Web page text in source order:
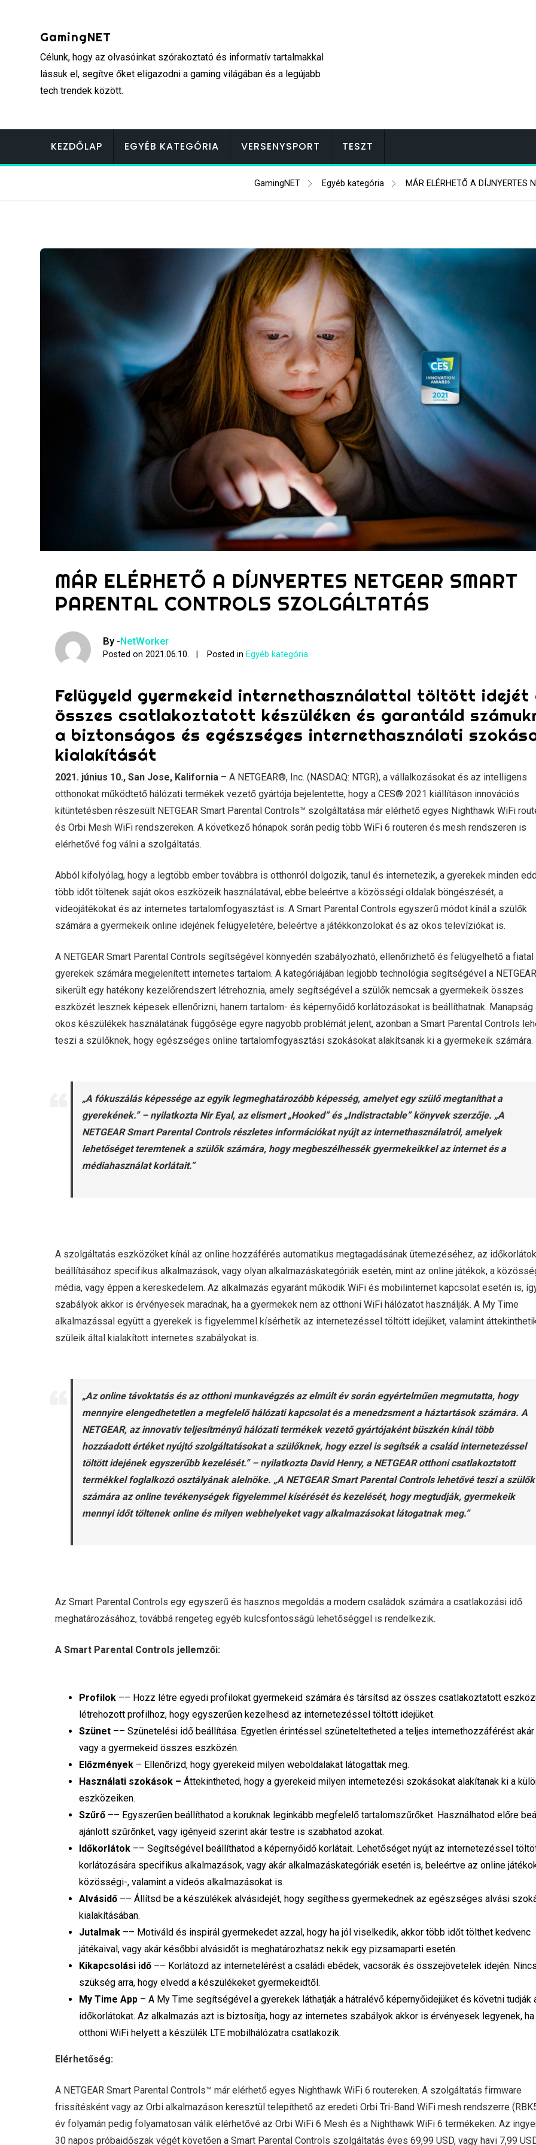
GamingNET
Célunk, hogy az olvasóinkat szórakoztató és informatív tartalmakkal
lássuk el, segítve őket eligazodni a gaming világában és a legújabb
tech trendek között.
KEZDŐLAP EGYÉB KATEGÓRIA VERSENYSPORT TESZT
GamingNET Egyéb kategória MÁR ELÉRHETŐ A DÍJNYERTES
MÁR ELÉRHETŐ A DÍJNYERTES NETGEAR SMART
PARENTAL CONTROLS SZOLGÁLTATÁS
By -NetWorker
Posted on2021.06.10. Posted in Egyéb kategória
Felügyeld gyermekeid internethasználattal töltött idejét
összes csatlakoztatott készüléken és garantáld
a biztonságos és egészséges internethasználati
kialakítását ​​​​​​​
2021. június 10., San Jose, Kalifornia – A NETGEAR®, Inc. (NASDAQ: NTGR), a vállalkozásokat és az intelligens
otthonokat működtető hálózati termékek vezető gyártója bejelentette, hogy a CES® 2021 kiállításon innovációs
kitüntetésben részesült NETGEAR Smart Parental Controls™ szolgáltatása már elérhető egyes Nighthawk WiFi
és Orbi Mesh WiFi rendszereken. A következő hónapok során pedig több WiFi 6 routeren és mesh rendszeren is
elérhetővé fog válni a szolgáltatás.
Abból kifolyólag, hogy a legtöbb ember továbbra is otthonról dolgozik, tanul és internetezik, a gyerekek minden
több időt töltenek saját okos eszközeik használatával, ebbe beleértve a közösségi oldalak böngészését, a
videojátékokat és az internetes tartalomfogyasztást is. A Smart Parental Controls egyszerű módot kínál a szülők
számára a gyermekeik online idejének felügyeletére, beleértve a játékkonzolokat és az okos televíziókat is.
A NETGEAR Smart Parental Controls segítségével könnyedén szabályozható, ellenőrizhető és felügyelhető a fiatal
gyerekek számára megjelenített internetes tartalom. A kategóriájában legjobb technológia segítségével a
sikerült egy hatékony kezelőrendszert létrehoznia, amely segítségével a szülők nemcsak a gyermekeik összes
eszközét lesznek képesek ellenőrizni, hanem tartalom- és képernyőidő korlátozásokat is beállíthatnak. Manapság
okos készülékek használatának függősége egyre nagyobb problémát jelent, azonban a Smart Parental Controls
teszi a szülőknek, hogy egészséges online tartalomfogyasztási szokásokat alakítsanak ki a gyermekeik számára.
„A fókuszálás képessége az egyik legmeghatározóbb képesség, amelyet egy szülő megtaníthat a
gyerekének.” – nyilatkozta Nir Eyal, az elismert „Hooked” és „Indistractable” könyvek szerzője. „A
NETGEAR Smart Parental Controls részletes információkat nyújt az internethasználatról, amelyek
lehetőséget teremtenek a szülők számára, hogy megbeszélhessék gyermekeikkel az internet és a
médiahasználat korlátait.”
A szolgáltatás eszközöket kínál az online hozzáférés automatikus megtagadásának ütemezéséhez, az időkorlátok
beállításához specifikus alkalmazások, vagy olyan alkalmazáskategóriák esetén, mint az online játékok, a
média, vagy éppen a kereskedelem. Az alkalmazás egyaránt működik WiFi és mobilinternet kapcsolat esetén is,
szabályok akkor is érvényesek maradnak, ha a gyermekek nem az otthoni WiFi hálózatot használják. A My Time
alkalmazással együtt a gyerekek is figyelemmel kísérhetik az internetezéssel töltött idejüket, valamint
szüleik által kialakított internetes szabályokat is.
„Az online távoktatás és az otthoni munkavégzés az elmúlt év során egyértelműen megmutatta, hogy
mennyire elengedhetetlen a megfelelő hálózati kapcsolat és a menedzsment a háztartások számára. A
NETGEAR, az innovatív teljesítményű hálózati termékek vezető gyártójaként büszkén kínál több
hozzáadott értéket nyújtó szolgáltatásokat a szülőknek, hogy ezzel is segítsék a család internetezéssel
töltött idejének egyszerűbb kezelését.” – nyilatkozta David Henry, a NETGEAR otthoni csatlakoztatott
termékkel foglalkozó osztályának alelnöke. „A NETGEAR Smart Parental Controls lehetővé teszi a szülők
számára az online tevékenységek figyelemmel kísérését és kezelését, hogy megtudják, gyermekeik
mennyi időt töltenek online és milyen webhelyeket vagy alkalmazásokat látogatnak meg.”
Az Smart Parental Controls egy egyszerű és hasznos megoldás a modern családok számára a csatlakozási idő
meghatározásához, továbbá rengeteg egyéb kulcsfontosságú lehetőséggel is rendelkezik.
A Smart Parental Controls jellemzői:
Profilok –– Hozz létre egyedi profilokat gyermekeid számára és társítsd az összes csatlakoztatott
létrehozott profilhoz, hogy egyszerűen kezelhesd az internetezéssel töltött idejüket.
Szünet –– Szünetelési idő beállítása. Egyetlen érintéssel szüneteltetheted a teljes internethozzáférést akár
vagy a gyermekeid összes eszközén.
Előzmények – Ellenőrizd, hogy gyerekeid milyen weboldalakat látogattak meg.
Használati szokások – Áttekintheted, hogy a gyerekeid milyen internetezési szokásokat alakítanak ki a
eszközeiken.
Szűrő –– Egyszerűen beállíthatod a koruknak leginkább megfelelő tartalomszűrőket. Használhatod előre
ajánlott szűrőnket, vagy igényeid szerint akár testre is szabhatod azokat.
Időkorlátok –– Segítségével beállíthatod a képernyőidő korlátait. Lehetőséget nyújt az internetezéssel
korlátozására specifikus alkalmazások, vagy akár alkalmazáskategóriák esetén is, beleértve az online
közösségi-, valamint a videós alkalmazásokat is.
Alvásidő –– Állítsd be a készülékek alvásidejét, hogy segíthess gyermekednek az egészséges alvási
kialakításában.
Jutalmak –– Motiváld és inspirál gyermekedet azzal, hogy ha jól viselkedik, akkor több időt tölthet kedvenc
játékaival, vagy akár későbbi alvásidőt is meghatározhatsz nekik egy pizsamaparti esetén.
Kikapcsolási idő –– Korlátozd az internetelérést a családi ebédek, vacsorák és összejövetelek idején. Nincs
szükség arra, hogy elvedd a készülékeket gyermekeidtől.
My Time App – A My Time segítségével a gyerekek láthatják a hátralévő képernyőidejüket és követni tudják
időkorlátokat. Az alkalmazás azt is biztosítja, hogy az internetes szabályok akkor is érvényesek legyenek, ha
otthoni WiFi helyett a készülék LTE mobilhálózatra csatlakozik.
Elérhetőség:
A NETGEAR Smart Parental Controls™ már elérhető egyes Nighthawk WiFi 6 routereken. A szolgáltatás firmware
frissítésként vagy az Orbi alkalmazáson keresztül telepíthető az eredeti Orbi Tri-Band WiFi mesh rendszerre
év folyamán pedig folyamatosan válik elérhetővé az Orbi WiFi 6 Mesh és a Nighthawk WiFi 6 termékeken. Az
30 napos próbaidőszak végét követően a Smart Parental Controls szolgáltatás éves 69,99 USD, vagy havi 7,99